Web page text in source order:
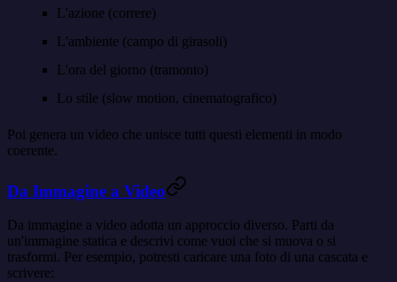
L'azione (correre)
L'ambiente (campo di girasoli)
L'ora del giorno (tramonto)
Lo stile (slow motion, cinematografico)
Poi genera un video che unisce tutti questi elementi in modo
coerente.
Da Immagine a Video
Da immagine a video adotta un approccio diverso. Parti da
un'immagine statica e descrivi come vuoi che si muova o si
trasformi. Per esempio, potresti caricare una foto di una cascata e
scrivere: